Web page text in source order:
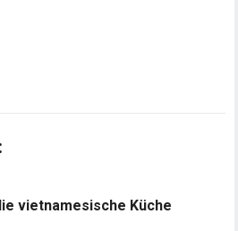
vietnamesische Küche